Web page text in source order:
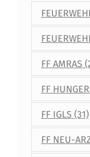
FF AMRAS
FF
FF IGLS (31)
FF NEU-